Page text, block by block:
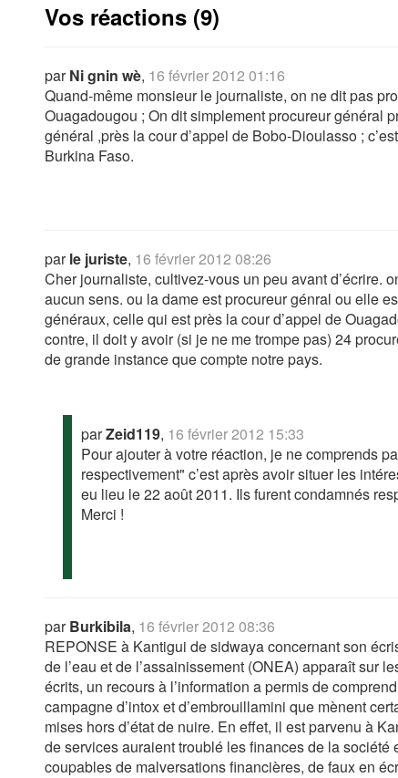
Vos réactions (9)
parNi gnin wè, 16 février 2012 01:16
Quand-même monsieur le journaliste, on ne dit pas
Ouagadougou ; On dit simplement procureur général
général ,près la cour d’appel de Bobo-Dioulasso ;
Burkina Faso.
parle juriste, 16 février 2012 08:26
Cher journaliste, cultivez-vous un peu avant d’écrire.
aucun sens. ou la dame est procureur génral ou elle
généraux, celle qui est près la cour d’appel de
contre, il doit y avoir (si je ne me trompe pas) 24
de grande instance que compte notre pays.
parZeid119, 16 février 2012 15:33
Pour ajouter à votre réaction, je ne comprends
respectivement" c’est après avoir situer les
eu lieu le 22 août 2011. Ils furent condamnés
Merci !
parBurkibila, 16 février 2012 08:36
REPONSE à Kantigui de sidwaya concernant son
de l’eau et de l’assainissement (ONEA) apparaît sur
écrits, un recours à l’information a permis de
campagne d’intox et d’embrouillamini que mènent
mises hors d’état de nuire. En effet, il est parvenu à
de services auraient troublé les finances de la
coupables de malversations financières, de faux en